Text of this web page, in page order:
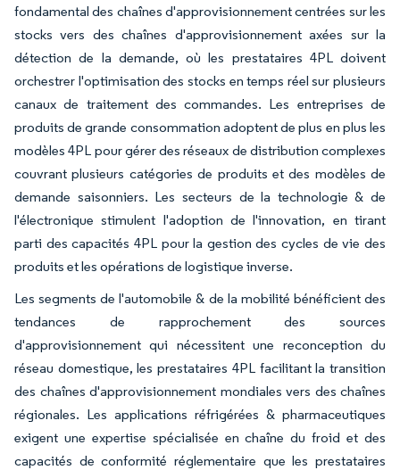
fondamental des chaînes d'approvisionnement centrées sur les
stocks vers des chaînes d'approvisionnement axées sur la
détection de la demande, où les prestataires 4PL doivent
orchestrer l'optimisation des stocks en temps réel sur plusieurs
canaux de traitement des commandes. Les entreprises de
produits de grande consommation adoptent de plus en plus les
modèles 4PL pour gérer des réseaux de distribution complexes
couvrant plusieurs catégories de produits et des modèles de
demande saisonniers. Les secteurs de la technologie & de
l'électronique stimulent l'adoption de l'innovation, en tirant
parti des capacités 4PL pour la gestion des cycles de vie des
produits et les opérations de logistique inverse.
Les segments de l'automobile & de la mobilité bénéficient des
tendances de rapprochement des sources
d'approvisionnement qui nécessitent une reconception du
réseau domestique, les prestataires 4PL facilitant la transition
des chaînes d'approvisionnement mondiales vers des chaînes
régionales. Les applications réfrigérées & pharmaceutiques
exigent une expertise spécialisée en chaîne du froid et des
capacités de conformité réglementaire que les prestataires